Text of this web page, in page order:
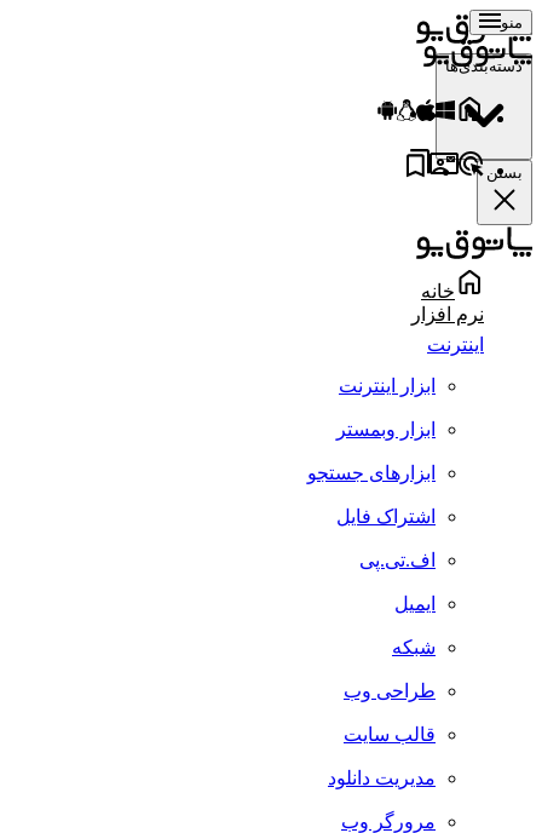
منو
دسته‌بندی‌ها
بستن
خانه
نرم افزار
اینترنت
ابزار اینترنت
ابزار وبمستر
ابزارهای جستجو
اشتراک فایل
اف.تی.پی
ایمیل
شبکه
طراحی وب
قالب سایت
مدیریت دانلود
مرورگر وب